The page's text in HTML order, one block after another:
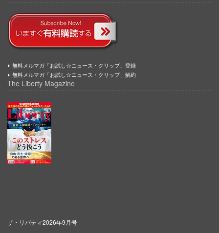
無料メルマガ「お試し☆ニュース・クリップ」登録
無料メルマガ「お試し☆ニュース・クリップ」解約
The Liberty Magazine
ザ・リバティ2026年9月号